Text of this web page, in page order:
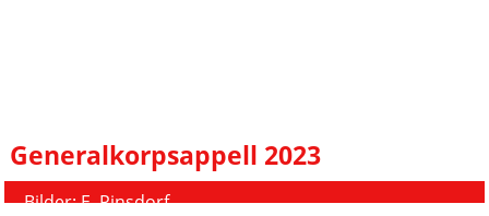
Generalkorpsappell 2023
Bilder: E. Pinsdorf